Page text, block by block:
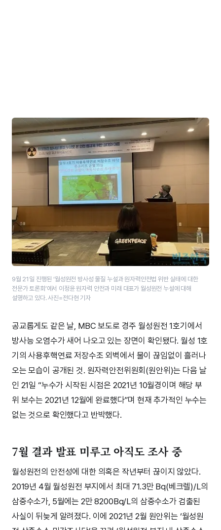
9월 21일 진행된 ‘월성원전 방사성 물질 누설과 원자력안전법 위반 실태에 대한
전문가 토론회’에서 이정윤 원자력 안전과 미래 대표가 월성원전 누설에 대해
설명하고 있다. 사진=전다현 기자
공교롭게도 같은 날, MBC 보도로 경주 월성원전 1호기에서
방사능 오염수가 새어 나오고 있는 장면이 확인됐다. 월성 1호
기의 사용후핵연료 저장수조 외벽에서 물이 끊임없이 흘러나
오는 모습이 공개된 것. 원자력안전위원회(원안위)는 다음 날
인 21일 “누수가 시작된 시점은 2021년 10월경이며 해당 부
위 보수는 2021년 12월에 완료했다”며 현재 추가적인 누수는
없는 것으로 확인했다고 반박했다.
7월 결과 발표 미루고 아직도 조사 중
월성원전의 안전성에 대한 의혹은 작년부터 끊이지 않았다.
2019년 4월 월성원전 부지에서 최대 71.3만 Bq(베크렐)/L의
삼중수소가, 5월에는 2만 8200Bq/L의 삼중수소가 검출된
사실이 뒤늦게 알려졌다. 이에 2021년 2월 원안위는 ‘월성원